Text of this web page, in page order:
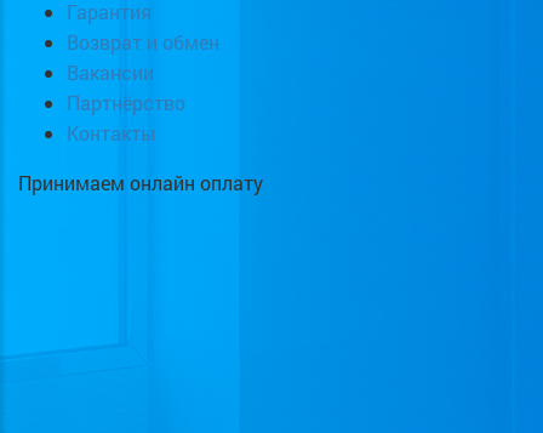
Гарантия
Возврат и обмен
Вакансии
Партнёрство
Контакты
Принимаем онлайн оплату